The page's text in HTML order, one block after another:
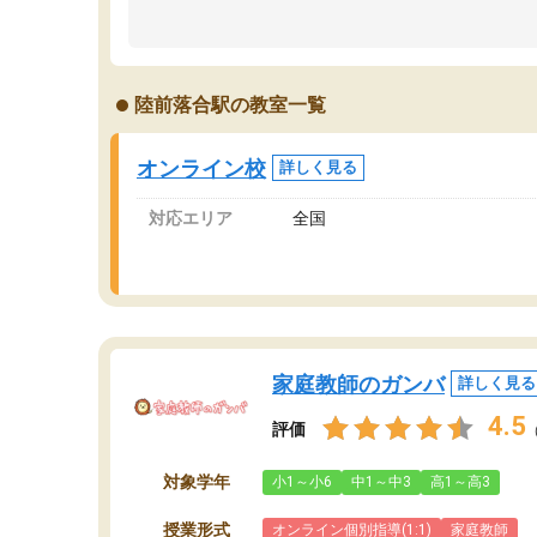
い
陸前落合駅の教室一覧
オンライン校 詳しく見る
対応エリア 全国
家庭教師のガンバ 詳しく見る
評価 4.5
対象学年 小1～小6 中1～中3 高1～高3
授業形式 オンライン個別指導(1:1) 家庭教師